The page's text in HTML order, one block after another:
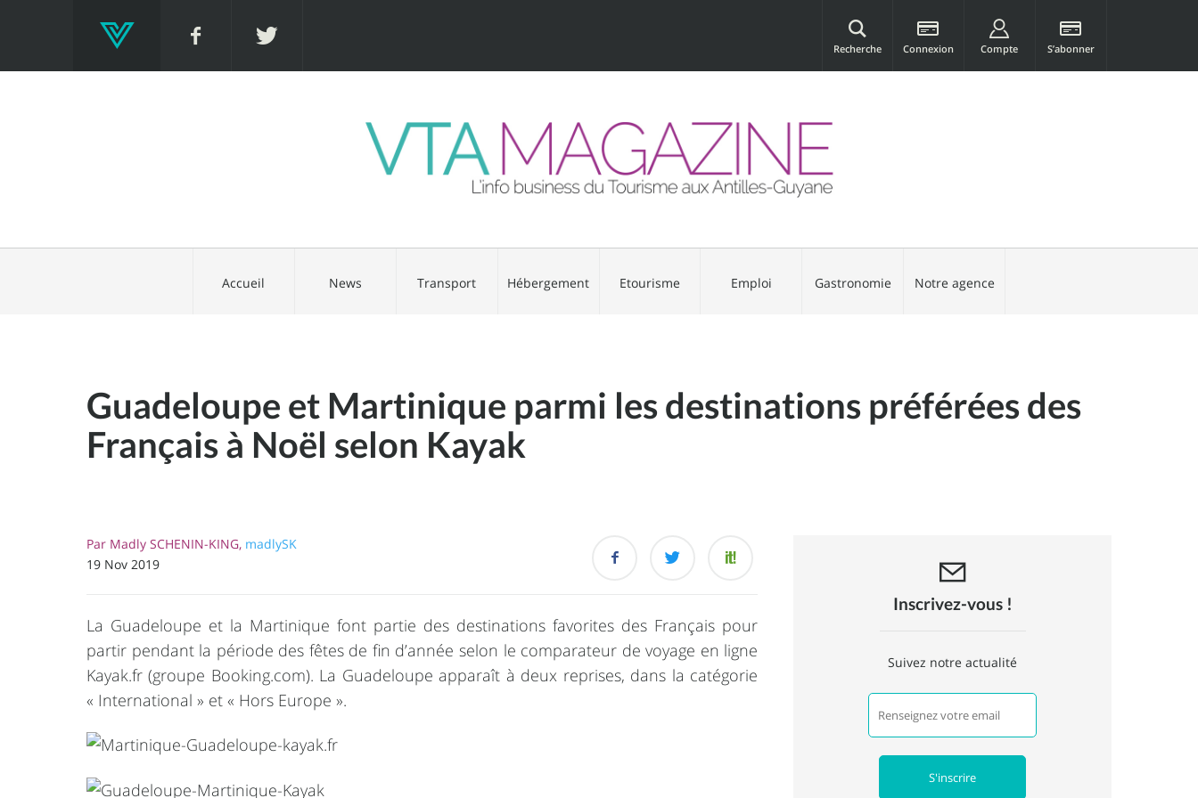
Recherche Connexion Compte S’abonner
Accueil News Transport Hébergement Etourisme Emploi Gastronomie Notre agence
Guadeloupe et Martinique parmi les destinations préférées des
Français à Noël selon Kayak
Par Madly SCHENIN-KING, madlySK
19 Nov 2019
La Guadeloupe et la Martinique font partie des destinations favorites des Français pour
partir pendant la période des fêtes de fin d’année selon le comparateur de voyage en ligne
Kayak.fr (groupe Booking.com). La Guadeloupe apparaît à deux reprises, dans la catégorie
« International » et « Hors Europe ».
Inscrivez-vous !
Suivez notre actualité